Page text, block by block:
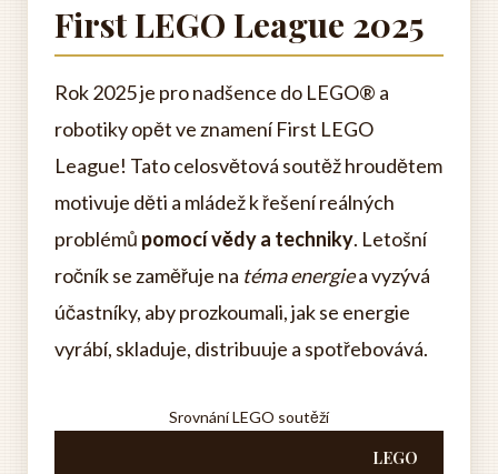
First LEGO League 2025
Rok 2025 je pro nadšence do LEGO® a
robotiky opět ve znamení First LEGO
League! Tato celosvětová soutěž hroudětem
motivuje děti a mládež k řešení reálných
problémů pomocí vědy a techniky. Letošní
ročník se zaměřuje na téma energiea vyzývá
účastníky, aby prozkoumali, jak se energie
vyrábí, skladuje, distribuuje a spotřebovává.
Srovnání LEGO soutěží
LEGO